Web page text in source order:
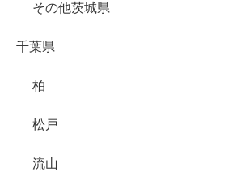
その他茨城県
千葉県
柏
松戸
流山